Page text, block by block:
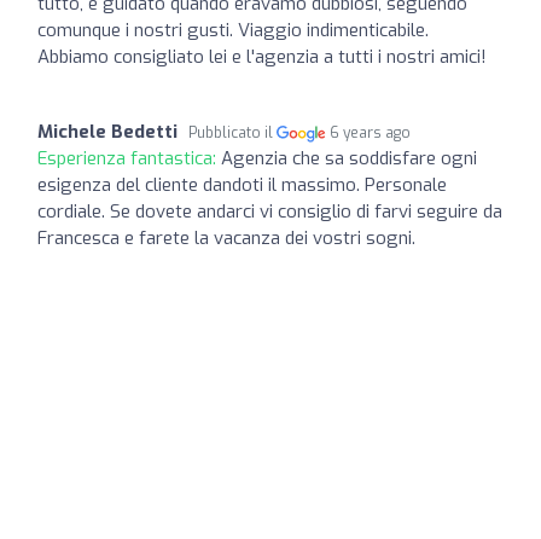
comunque i nostri gusti. Viaggio indimenticabile.
Abbiamo consigliato lei e l'agenzia a tutti i nostri amici!
Michele Bedetti Pubblicato il 6 years ago
Esperienza fantastica: Agenzia che sa soddisfare ogni
esigenza del cliente dandoti il massimo. Personale
cordiale. Se dovete andarci vi consiglio di farvi seguire da
Francesca e farete la vacanza dei vostri sogni.